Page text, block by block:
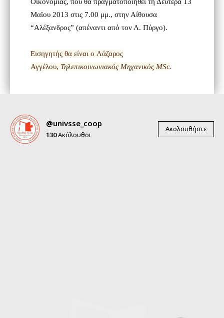
Μαϊου 2013 στις 7.00 μμ., στην Αίθουσα
“Αλέξανδρος” (απέναντι από τον Λ. Πύργο).
Εισηγητής θα είναι ο Λάζαρος
Αγγέλου, Τηλεπικοινωνιακός Μηχανικός MSc.
@univsse_coop
130Ακόλουθοι
Ακολουθήστε